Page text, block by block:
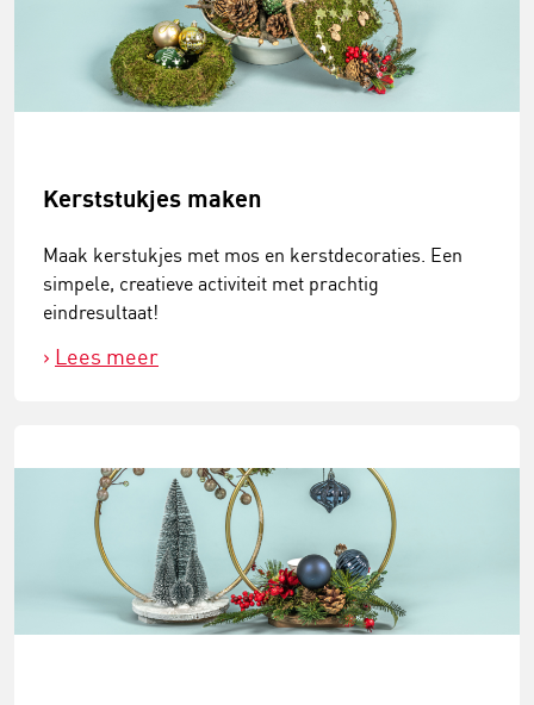
Kerststukjes maken
Maak kerstukjes met mos en kerstdecoraties. Een
simpele, creatieve activiteit met prachtig
eindresultaat!
Lees meer